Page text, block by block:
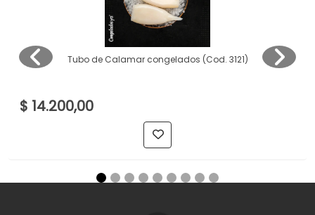
Tubo de Calamar congelados (Cod. 3121)
$ 14.200,00